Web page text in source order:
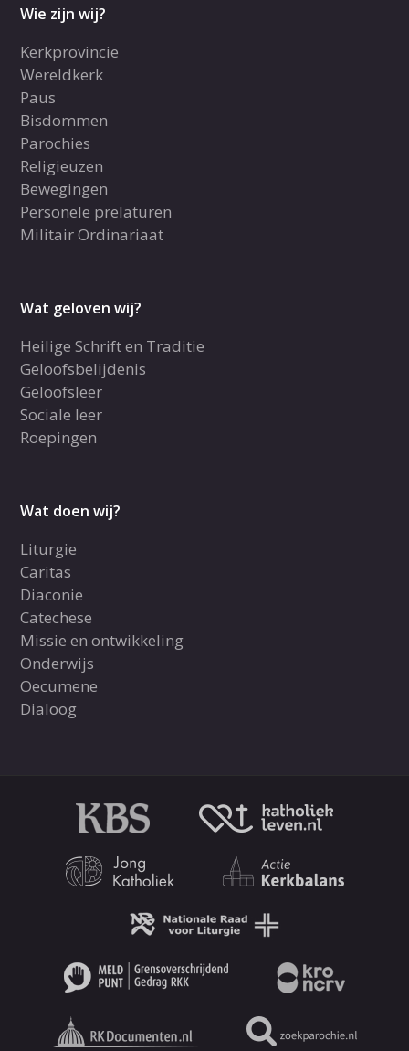
Wie zijn wij?
Kerkprovincie
Wereldkerk
Paus
Bisdommen
Parochies
Religieuzen
Bewegingen
Personele prelaturen
Militair Ordinariaat
Wat geloven wij?
Heilige Schrift en Traditie
Geloofsbelijdenis
Geloofsleer
Sociale leer
Roepingen
Wat doen wij?
Liturgie
Caritas
Diaconie
Catechese
Missie en ontwikkeling
Onderwijs
Oecumene
Dialoog